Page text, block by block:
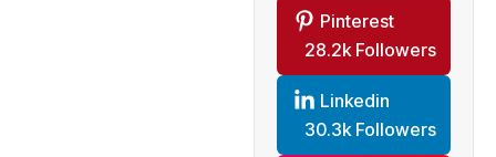
Pinterest
28.2k Followers
Linkedin
30.3k Followers